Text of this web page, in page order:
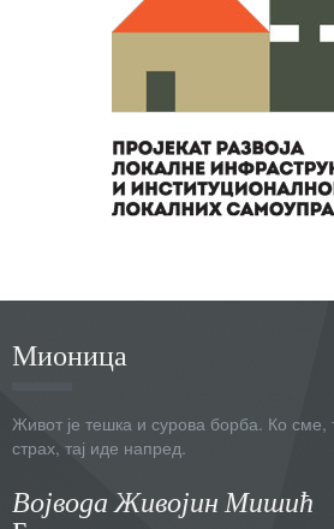
Мионица
Живот је тешка и сурова борба. Ко сме,
страх, тај иде напред.
Војвода Живојин Мишић